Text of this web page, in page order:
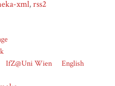
xml,rss2
IfZ@Uni Wien English